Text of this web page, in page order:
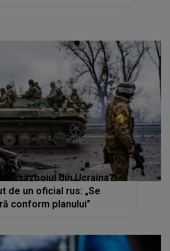
războiul din Ucraina?!
de un oficial rus: „Se
conform planului”